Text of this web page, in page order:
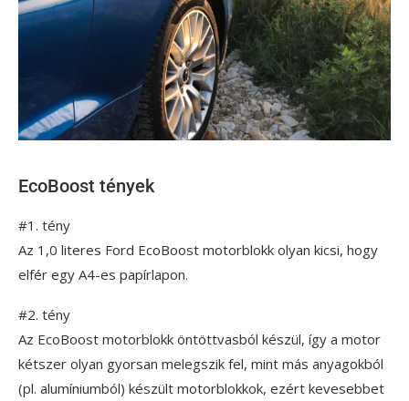
EcoBoost tények
#1. tény
Az 1,0 literes Ford EcoBoost motorblokk olyan kicsi, hogy
elfér egy A4-es papírlapon.
#2. tény
Az EcoBoost motorblokk öntöttvasból készül, így a motor
kétszer olyan gyorsan melegszik fel, mint más anyagokból
(pl. alumíniumból) készült motorblokkok, ezért kevesebbet